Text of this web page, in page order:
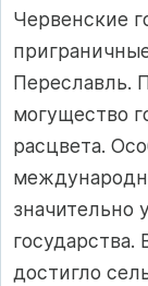
Червенские
Переславль.
могущество
расцвета.
значительно
государства.
достигло